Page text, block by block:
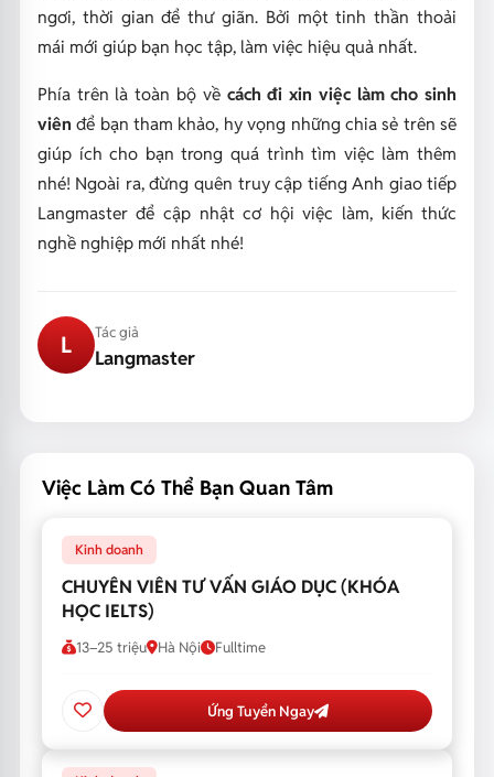
ngơi, thời gian để thư giãn. Bởi một tinh thần thoải
mái mới giúp bạn học tập, làm việc hiệu quả nhất.
Phía trên là toàn bộ về cách đi xin việc làm cho sinh
viênđể bạn tham khảo, hy vọng những chia sẻ trên sẽ
giúp ích cho bạn trong quá trình tìm việc làm thêm
nhé! Ngoài ra, đừng quên truy cập tiếng Anh giao tiếp
Langmasterđể cập nhật cơ hội việc làm, kiến thức
nghề nghiệp mới nhất nhé!
L Tác giả
Langmaster
Việc Làm Có Thể Bạn Quan Tâm
Kinh doanh
CHUYÊN VIÊN TƯ VẤN GIÁO DỤC (KHÓA
HỌC IELTS)
13–25 triệu Hà Nội Fulltime
Ứng Tuyển Ngay